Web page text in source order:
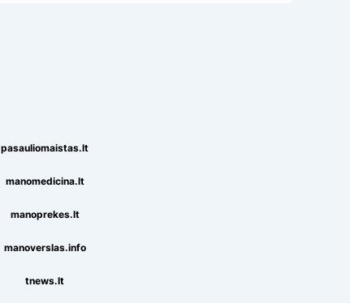
pasauliomaistas.lt
manomedicina.lt
manoprekes.lt
manoverslas.info
tnews.lt